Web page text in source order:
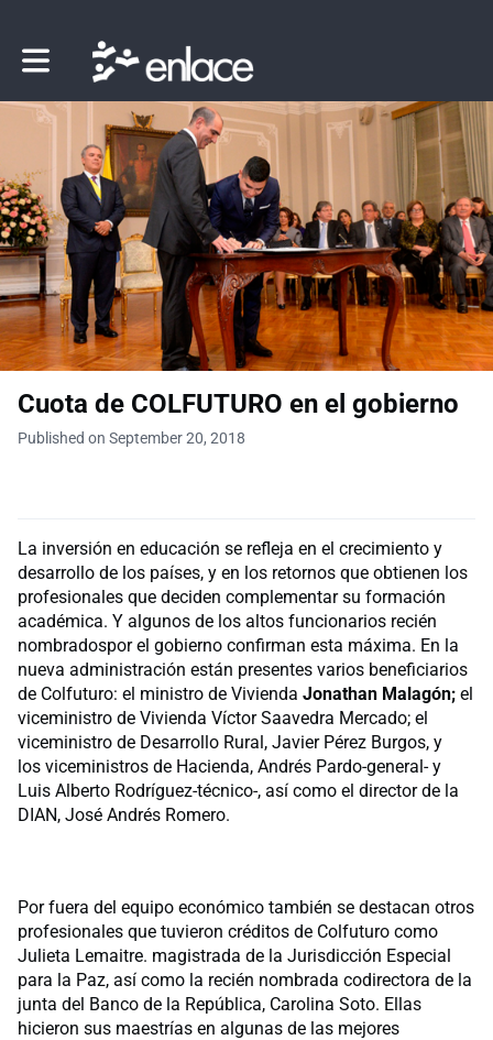
Toggle main navigation
Cuota de COLFUTURO en el gobierno
Published on September 20, 2018
La inversión en educación se refleja en el crecimiento y
desarrollo de los países, y en los retornos que obtienen los
profesionales que deciden complementar su formación
académica. Y algunos de los altos funcionarios recién
nombradospor el gobierno confirman esta máxima. En la
nueva administración están presentes varios beneficiarios
de Colfuturo: el ministro de Vivienda Jonathan Malagón; el
viceministro de Vivienda Víctor Saavedra Mercado; el
viceministro de Desarrollo Rural, Javier Pérez Burgos, y
los viceministros de Hacienda, Andrés Pardo-general- y
Luis Alberto Rodríguez-técnico-, así como el director de la
DIAN, José Andrés Romero.
Por fuera del equipo económico también se destacan otros
profesionales que tuvieron créditos de Colfuturo como
Julieta Lemaitre. magistrada de la Jurisdicción Especial
para la Paz, así como la recién nombrada codirectora de la
junta del Banco de la República, Carolina Soto. Ellas
hicieron sus maestrías en algunas de las mejores